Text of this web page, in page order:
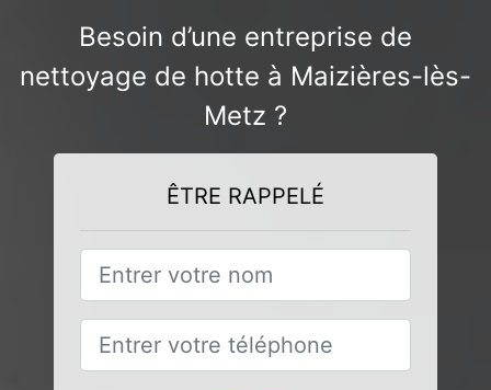
Besoin d’une entreprise de
nettoyage de hotte à Maizières-lès-
Metz ?
ÊTRE RAPPELÉ